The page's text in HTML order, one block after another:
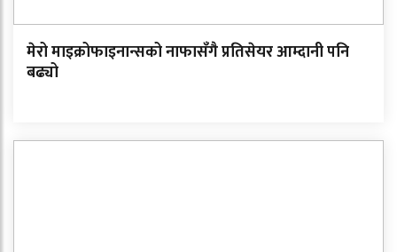
मेरो माइक्रोफाइनान्सको नाफासँगै प्रतिसेयर आम्दानी पनि
बढ्यो